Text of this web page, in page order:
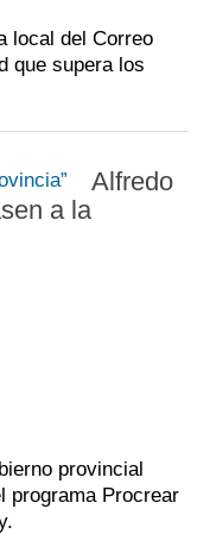
local del Correo
que supera los
Alfredo
a la
provincial
programa Procrear